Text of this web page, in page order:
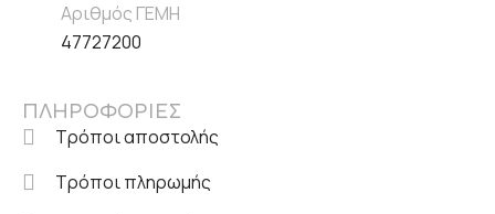
Αριθμός ΓΕΜΗ
47727200
ΠΛΗΡΟΦΟΡΙΕΣ
Τρόποι αποστολής
Τρόποι πληρωμής